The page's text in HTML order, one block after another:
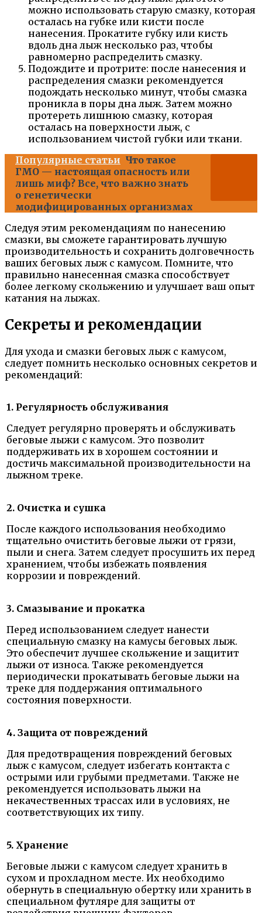
можно использовать старую смазку, которая
осталась на губке или кисти после
нанесения. Прокатите губку или кисть
вдоль дна лыж несколько раз, чтобы
равномерно распределить смазку.
Подождите и протрите: после нанесения и
распределения смазки рекомендуется
подождать несколько минут, чтобы смазка
проникла в поры дна лыж. Затем можно
протереть лишнюю смазку, которая
осталась на поверхности лыж, с
использованием чистой губки или ткани.
Популярные статьи Что такое
ГМО — настоящая опасность или
лишь миф? Все, что важно знать
о генетически
модифицированных организмах
Следуя этим рекомендациям по нанесению
смазки, вы сможете гарантировать лучшую
производительность и сохранить долговечность
ваших беговых лыж с камусом. Помните, что
правильно нанесенная смазка способствует
более легкому скольжению и улучшает ваш опыт
катания на лыжах.
Секреты и рекомендации
Для ухода и смазки беговых лыж с камусом,
следует помнить несколько основных секретов и
рекомендаций:
1. Регулярность обслуживания
Следует регулярно проверять и обслуживать
беговые лыжи с камусом. Это позволит
поддерживать их в хорошем состоянии и
достичь максимальной производительности на
лыжном треке.
2. Очистка и сушка
После каждого использования необходимо
тщательно очистить беговые лыжи от грязи,
пыли и снега. Затем следует просушить их перед
хранением, чтобы избежать появления
коррозии и повреждений.
3. Смазывание и прокатка
Перед использованием следует нанести
специальную смазку на камусы беговых лыж.
Это обеспечит лучшее скольжение и защитит
лыжи от износа. Также рекомендуется
периодически прокатывать беговые лыжи на
треке для поддержания оптимального
состояния поверхности.
4. Защита от повреждений
Для предотвращения повреждений беговых
лыж с камусом, следует избегать контакта с
острыми или грубыми предметами. Также не
рекомендуется использовать лыжи на
некачественных трассах или в условиях, не
соответствующих их типу.
5. Хранение
Беговые лыжи с камусом следует хранить в
сухом и прохладном месте. Их необходимо
обернуть в специальную обертку или хранить в
специальном футляре для защиты от